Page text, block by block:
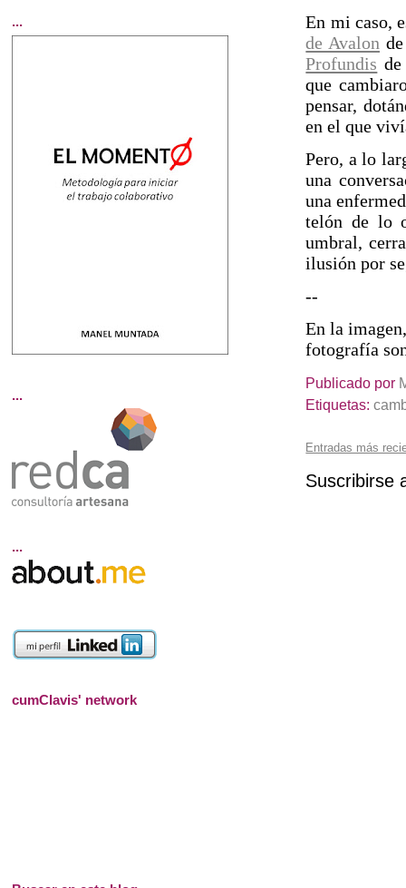
En mi caso,
de Avalon
Profundis
que
pensar,
en el que
Pero, a lo
una
una
telón de lo
umbral,
ilusión por
--
En la
fotografía
Publicado por
Etiquetas:
Entradas más
Suscribirse
...
...
...
cumClavis' network